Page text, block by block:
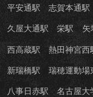
平安通駅 志賀本通駅
久屋大通駅 栄駅 矢
西高蔵駅 熱田神宮西
新瑞橋駅 瑞穂運動場
八事日赤駅 名古屋大